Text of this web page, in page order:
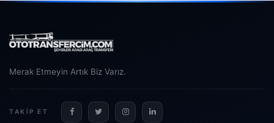
Merak Etmeyin Artık Biz Varız.
TAKIP ET